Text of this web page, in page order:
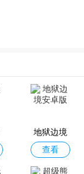
地狱边境
安卓版
查看